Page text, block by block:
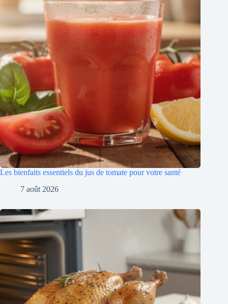
Les bienfaits essentiels du jus de tomate pour votre santé
7 août 2026